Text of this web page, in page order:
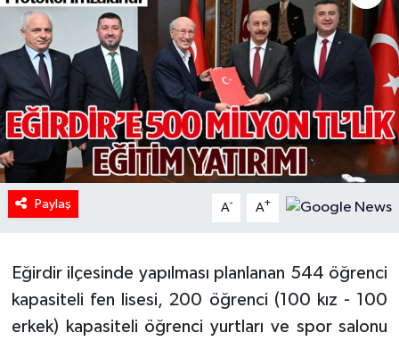
Paylaş A- A+
Eğirdir ilçesinde yapılması planlanan 544 öğrenci
kapasiteli fen lisesi, 200 öğrenci (100 kız - 100
erkek) kapasiteli öğrenci yurtları ve spor salonu
HABERDE İNSAN
İlginç
KÜLTÜR SANAT
MAGAZİN
Oyun
RESMİ İLANLAR